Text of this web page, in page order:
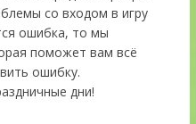
со входом в игру
ошибка, то мы
поможет вам всё
ошибку.
дни!